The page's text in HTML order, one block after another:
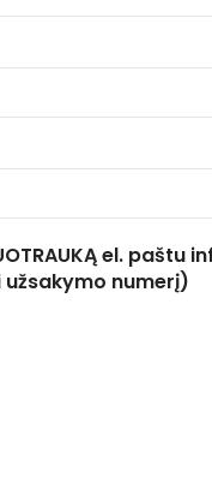
el.
numerį)